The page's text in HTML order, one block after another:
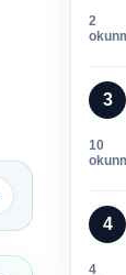
2
3
10
4
4